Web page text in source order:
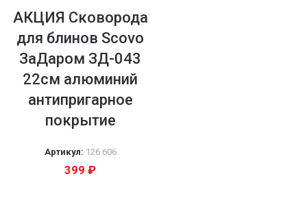
АКЦИЯ Сковорода
для блинов Scovo
ЗаДаром ЗД-043
22см алюминий
антипригарное
покрытие
Артикул: 126 606
399 ₽